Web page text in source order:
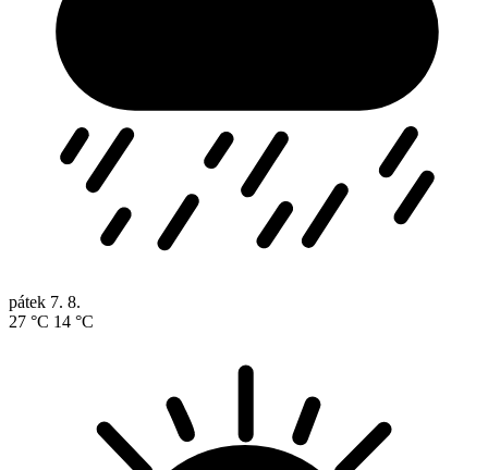
pátek 7. 8.
27 °C 14 °C